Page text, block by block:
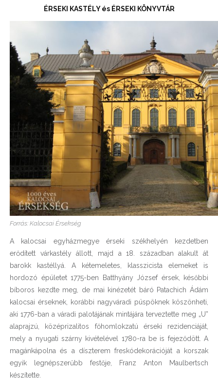
ÉRSEKI KASTÉLY és ÉRSEKI KÖNYVTÁR
Forrás: Kalocsai Érsekség
A kalocsai egyházmegye érseki székhelyén kezdetben
erődített várkastély állott, majd a 18. században alakult át
barokk kastéllyá. A kétemeletes, klasszicista elemeket is
hordozó épületet 1775-ben Batthyány József érsek, későbbi
bíboros kezdte meg, de mai kinézetét báró Patachich Ádám
kalocsai érseknek, korábbi nagyváradi püspöknek köszönheti,
aki 1776-ban a váradi palotájának mintájára terveztette meg „U”
alaprajzú, középrizalitos főhomlokzatú érseki rezidenciáját,
mely a nyugati szárny kivételével 1780-ra be is fejeződött. A
magánkápolna és a díszterem freskódekorációját a korszak
egyik legnépszerűbb festője, Franz Anton Maulbertsch
készítette.